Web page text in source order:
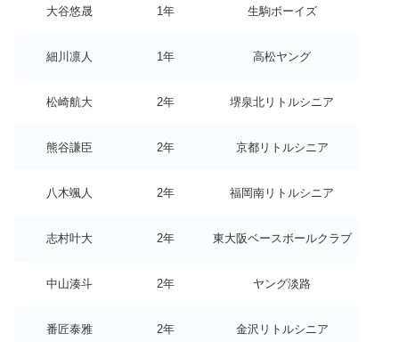
大谷悠晟 1年 生駒ボーイズ
細川凛人 1年 高松ヤング
松崎航大 2年 堺泉北リトルシニア
熊谷謙臣 2年 京都リトルシニア
八木颯人 2年 福岡南リトルシニア
志村叶大 2年 東大阪ベースボールクラブ
中山湊斗 2年 ヤング淡路
番匠泰雅 2年 金沢リトルシニア